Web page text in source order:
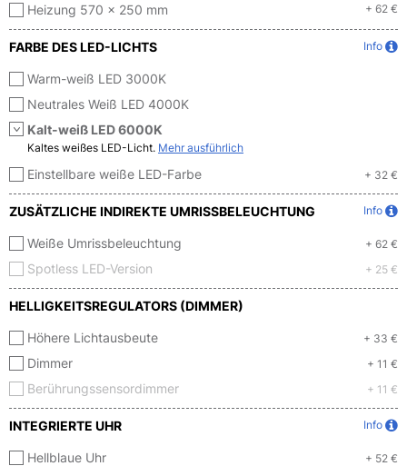
Heizung 570 x 250 mm + 62 €
FARBE DES LED-LICHTS Info
Warm-weiß LED 3000K
Neutrales Weiß LED 4000K
Kalt-weiß LED 6000K
Kaltes weißes LED-Licht. Mehr ausführlich
Einstellbare weiße LED-Farbe + 32 €
ZUSÄTZLICHE INDIREKTE UMRISSBELEUCHTUNG Info
Weiße Umrissbeleuchtung + 62 €
Spotless LED-Version + 25 €
HELLIGKEITSREGULATORS (DIMMER)
Höhere Lichtausbeute + 33 €
Dimmer + 11 €
Berührungssensordimmer + 11 €
INTEGRIERTE UHR Info
Hellblaue Uhr + 52 €